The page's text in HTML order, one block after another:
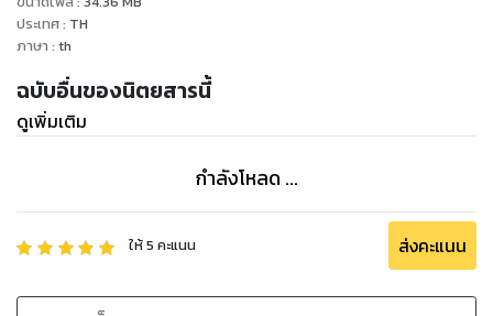
ด้วยศักยภาพของทุนใหญ่ คำตอบของการเข้าสู่ช่องทางดรักสโตร์
ประเทศ: TH
ภาษา : th
ฉบับอื่นของนิตยสารนี้
ดูเพิ่มเติม
กำลังโหลด ...
ให้5 คะแนน ส่งคะแนน